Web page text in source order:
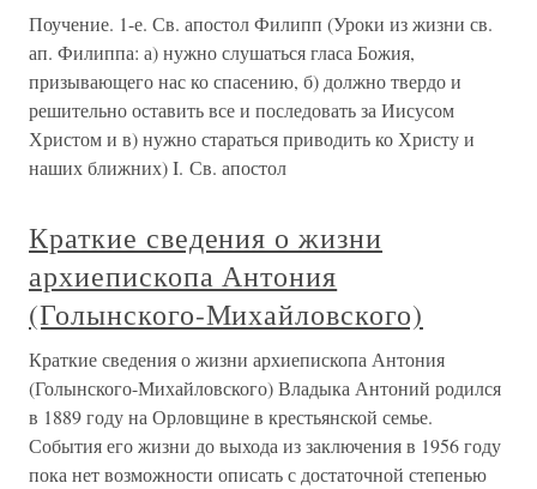
Поучение. 1-е. Св. апостол Филипп (Уроки из жизни св.
ап. Филиппа: а) нужно слушаться гласа Божия,
призывающего нас ко спасению, б) должно твердо и
решительно оставить все и последовать за Иисусом
Христом и в) нужно стараться приводить ко Христу и
наших ближних) I. Св. апостол
Краткие сведения о жизни
архиепископа Антония
(Голынского-Михайловского)
Краткие сведения о жизни архиепископа Антония
(Голынского-Михайловского) Владыка Антоний родился
в 1889 году на Орловщине в крестьянской семье.
События его жизни до выхода из заключения в 1956 году
пока нет возможности описать с достаточной степенью